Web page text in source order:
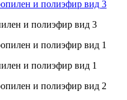
и полиэфир вид 3
и полиэфир вид 1